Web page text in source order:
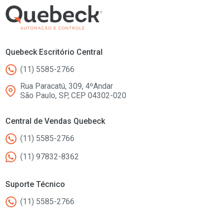
Quebeck Escritório Central
(11) 5585-2766
Rua Paracatú, 309, 4ºAndar
São Paulo, SP, CEP 04302-020
Central de Vendas Quebeck
(11) 5585-2766
(11) 97832-8362
Suporte Técnico
(11) 5585-2766